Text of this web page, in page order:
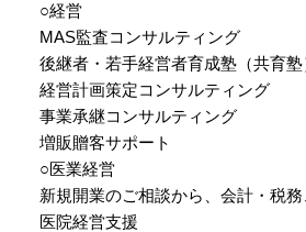
○経営
MAS監査コンサルティング
後継者・若手経営者育成塾（共育塾
経営計画策定コンサルティング
事業承継コンサルティング
増販贈客サポート
○医業経営
新規開業のご相談から、会計・税
医院経営支援